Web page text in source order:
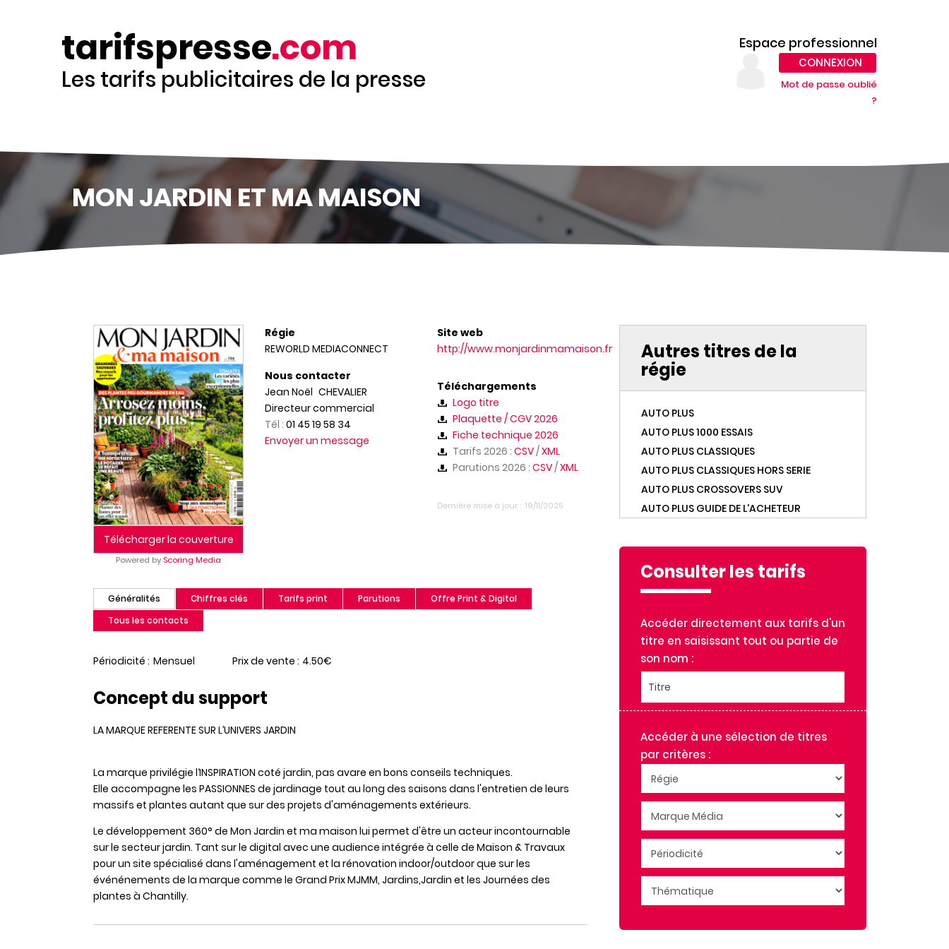
tarifspresse.com
Les tarifs publicitaires de la presse
Espace professionnel
CONNEXION
Mot de passe oublié
?
MON JARDIN ET MA MAISON
Télécharger la couverture
Powered by Scoring Media
Régie
REWORLD MEDIACONNECT
Nous contacter
Jean Noël CHEVALIER
Directeur commercial
Tél :01 45 19 58 34
Envoyer un message
Site web
http://www.monjardinmamaison.fr
Téléchargements
Logo titre
Plaquette / CGV 2026
Fiche technique 2026
Tarifs 2026 : CSV/XML
Parutions 2026 : CSV/XML
Dernière mise à jour 19/11/2025
Généralités
(onglet
actif)
Chiffres clés Tarifs print Parutions
Offre Print & Digital
Tous les contacts
Périodicité Mensuel Prix de vente 4.50€
Concept du support
LA MARQUE REFERENTE SUR L’UNIVERS JARDIN
La marque privilégie l‘INSPIRATION coté jardin, pas avare en bons conseils techniques.
Elle accompagne les PASSIONNES de jardinage tout au long des saisons dans l'entretien de leurs
massifs et plantes autant que sur des projets d'aménagements extérieurs.
Le développement 360° de Mon Jardin et ma maison lui permet d'être un acteur incontournable
sur le secteur jardin. Tant sur le digital avec une audience intégrée à celle de Maison & Travaux
pour un site spécialisé dans l'aménagement et la rénovation indoor/outdoor que sur les
événénements de la marque comme le Grand Prix MJMM, Jardins,Jardin et les Journées des
plantes à Chantilly.
Autres titres de la
régie
AUTO PLUS
AUTO PLUS 1000 ESSAIS
AUTO PLUS CLASSIQUES
AUTO PLUS CLASSIQUES HORS SERIE
AUTO PLUS CROSSOVERS SUV
AUTO PLUS GUIDE DE L'ACHETEUR
AUTO PLUS OCCASIONS
AUTO PLUS VERT
BEST OF MARMITON
BIBA
BIBA MUM
CAMPAGNE DECORATION
CLOSER
CREATIVES ET COLLECTIVES
CULTISSIMES
DIAPASON
DIAPASON GUIDE DES CONCERTS
DIAPASON GUIDE DES FESTIVALS
DIAPASON GUIDE DES OPERAS
DIAPASON HORS SERIE HI-FI
ENVOLS
GAZETTE GRAZIA
GOURMAND
GOURMAND KIDS
Consulter les tarifs
Accéder directement aux tarifs d'un
titre en saisissant tout ou partie de
son nom :
Titre
Accéder à une sélection de titres
par critères :